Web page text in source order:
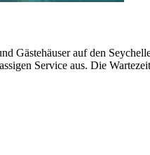
Gästehäuser auf den
Service aus. Die